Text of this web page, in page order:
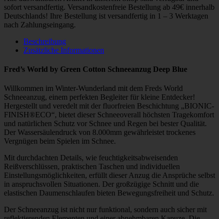
sofort versandfertig. Versandkostenfreie Bestellung ab 49€ innerhalb
Deutschlands! Ihre Bestellung ist versandfertig in 1 – 3 Werktagen
nach Zahlungseingang.
Beschreibung
Zusätzliche Informationen
Fred’s World by Green Cotton Schneeanzug Deep Blue
Willkommen im Winter-Wunderland mit dem Freds World
Schneeanzug, einem perfekten Begleiter für kleine Entdecker!
Hergestellt und veredelt mit der fluorfreien Beschichtung „BIONIC-
FINISH®ECO“, bietet dieser Schneeoverall höchsten Tragekomfort
und natürlichen Schutz vor Schnee und Regen bei bester Qualität.
Der Wassersäulendruck von 8.000mm gewährleistet trockenes
Vergnügen beim Spielen im Schnee.
Mit durchdachten Details, wie feuchtigkeitsabweisenden
Reißverschlüssen, praktischen Taschen und individuellen
Einstellungsmöglichkeiten, erfüllt dieser Anzug die Ansprüche selbst
in anspruchsvollen Situationen. Der großzügige Schnitt und die
elastischen Daumenschlaufen bieten Bewegungsfreiheit und Schutz.
Der Schneeanzug ist nicht nur funktional, sondern auch sicher mit